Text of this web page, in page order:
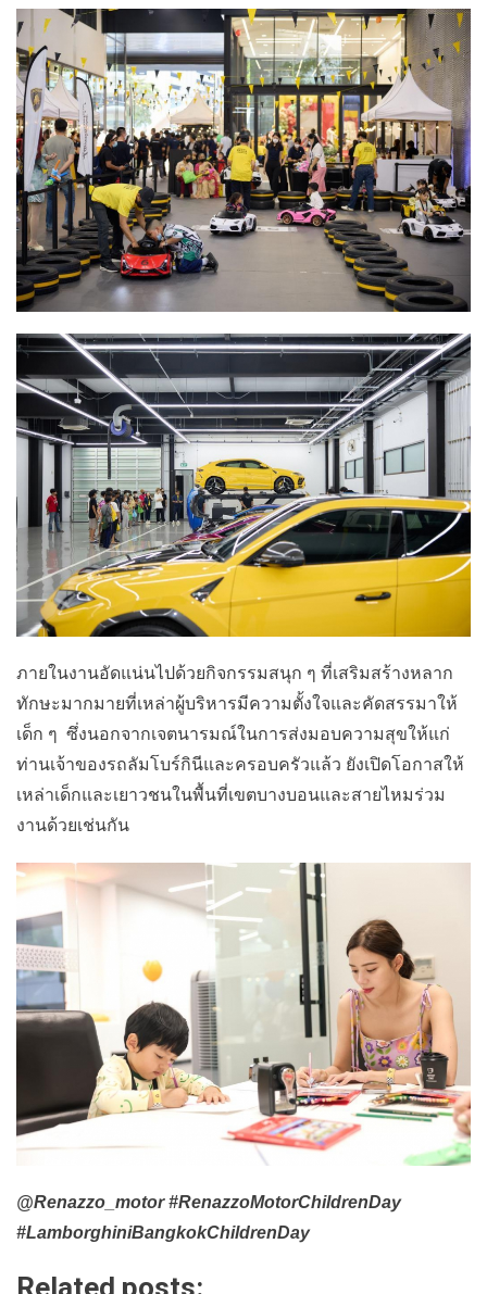
ภายในงานอัดแน่นไปด้วยกิจกรรมสนุก ๆ ที่เสริมสร้างหลาก
ทักษะมากมายที่เหล่าผู้บริหารมีความตั้งใจและคัดสรรมาให้
เด็ก ๆ ซึ่งนอกจากเจตนารมณ์ในการส่งมอบความสุขให้แก่
ท่านเจ้าของรถลัมโบร์กินีและครอบครัวแล้ว ยังเปิดโอกาสให้
เหล่าเด็กและเยาวชนในพื้นที่เขตบางบอนและสายไหมร่วม
งานด้วยเช่นกัน
@Renazzo_motor #RenazzoMotorChildrenDay
#LamborghiniBangkokChildrenDay
Related posts: